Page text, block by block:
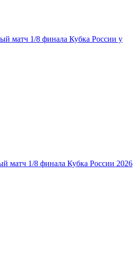
матч 1/8 финала Кубка России у
матч 1/8 финала Кубка России 2026